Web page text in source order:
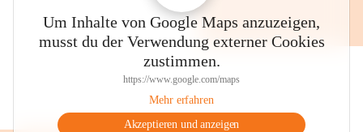
Um Inhalte von Google Maps anzuzeigen,
musst du der Verwendung externer Cookies
zustimmen.
https://www.google.com/maps
Mehr erfahren
Akzeptieren und anzeigen